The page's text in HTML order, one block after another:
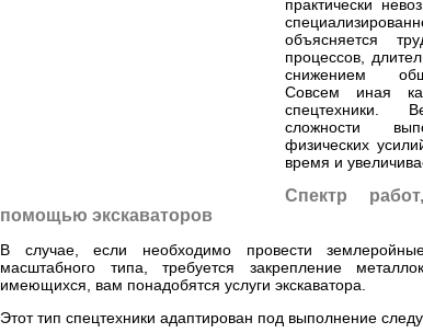
практически
объясняется
процессов,
снижением
Совсем иная
спецтехники.
сложности
физических
время и
Спектр
помощью экскаваторов
В случае, если необходимо провести
масштабного типа, требуется закрепление
имеющихся, вам понадобятся услуги экскаватора.
Этот тип спецтехники адаптирован под выполнение